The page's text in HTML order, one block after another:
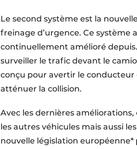
Le second système est la
freinage d’urgence. Ce système
continuellement amélioré
surveiller le trafic devant le
conçu pour avertir le
atténuer la collision.
Avec les dernières
les autres véhicules mais aussi
nouvelle législation